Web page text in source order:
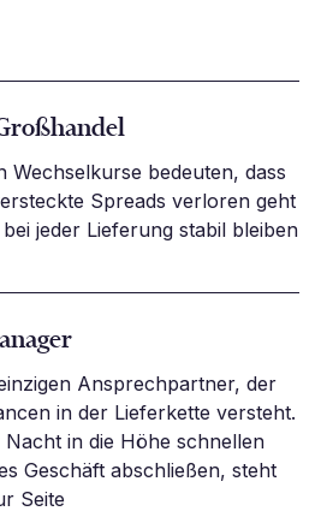
Wechselkurse bedeuten, dass
Spreads verloren geht
jeder Lieferung stabil bleiben
Ansprechpartner, der
in der Lieferkette versteht.
in die Höhe schnellen
Geschäft abschließen, steht
Seite